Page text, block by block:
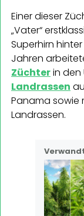
Einer dieser
„Vater“
Superhirn
Jahren
Züchterin den
Landrassen
Panama sowie
Landrassen.